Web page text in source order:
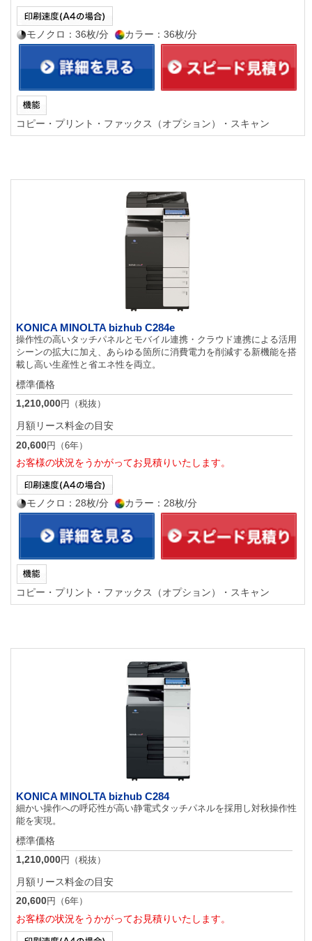
モノクロ：36枚/分 カラー：36枚/分
コピー・プリント・ファックス（オプション）・スキャン
KONICA MINOLTA bizhub C284e
操作性の高いタッチパネルとモバイル連携・クラウド連携による活用
シーンの拡大に加え、あらゆる箇所に消費電力を削減する新機能を搭
載し高い生産性と省エネ性を両立。
標準価格
1,210,000円（税抜）
月額リース料金の目安
20,600円（6年）
お客様の状況をうかがってお見積りいたします。
モノクロ：28枚/分 カラー：28枚/分
コピー・プリント・ファックス（オプション）・スキャン
KONICA MINOLTA bizhub C284
細かい操作への呼応性が高い静電式タッチパネルを採用し対秋操作性
能を実現。
標準価格
1,210,000円（税抜）
月額リース料金の目安
20,600円（6年）
お客様の状況をうかがってお見積りいたします。